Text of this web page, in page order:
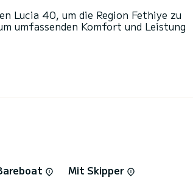
Lucia 40, um die Region Fethiye zu
umfassenden Komfort und Leistung
Passagiere unterbringen und die 4
Badeplattform.
ein SamBoat-Experte wird Ihnen bei
Mit Skipper